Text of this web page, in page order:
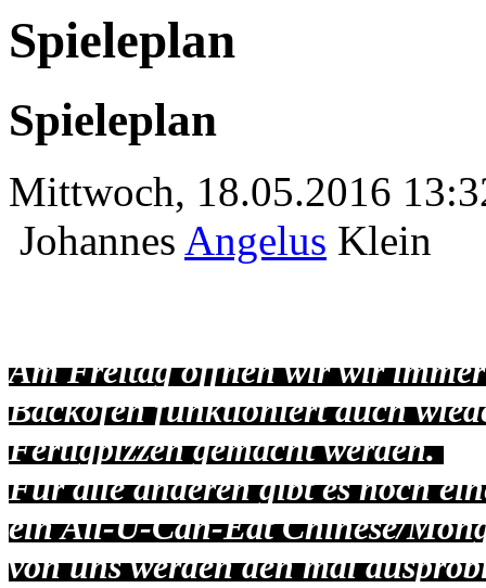
Spieleplan
Spieleplan
Mittwoch, 18.05.2016
Johannes Angelus Klein
Am Freitag öffnen wir wir
Backofen funktioniert auch
Fertigpizzen gemacht werden.
Für alle anderen gibt es noch
ein All-U-Can-Eat Chinese/
von uns werden den mal